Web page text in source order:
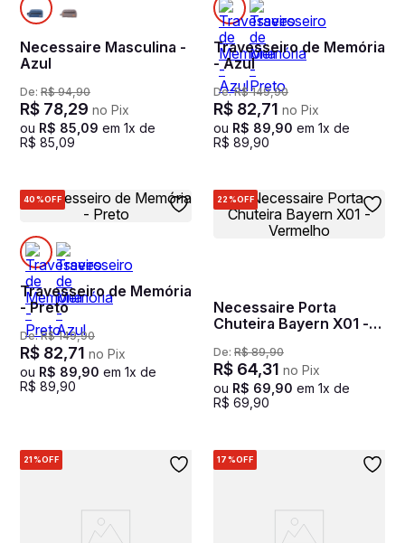
Necessaire Masculina -
Azul
De: R$ 94,90
R$ 78,29 no Pix
ou R$ 85 09 em 1x de
R$ 85 09
Travesseiro de Memória
- Azul
De:R$ 149,90
R$ 82,71 no Pix
ou R$ 89 90 em 1x de
R$ 89 90
40%OFF
Travesseiro de Memória
- Preto
De:R$ 149,90
R$ 82,71 no Pix
ou R$ 89 90 em 1x de
R$ 89 90
22%OFF
Necessaire Porta
Chuteira Bayern X01 -
De: R$ 89,90
R$ 64,31 no Pix
ou R$ 69 90 em 1x de
R$ 69 90
21%OFF 17%OFF